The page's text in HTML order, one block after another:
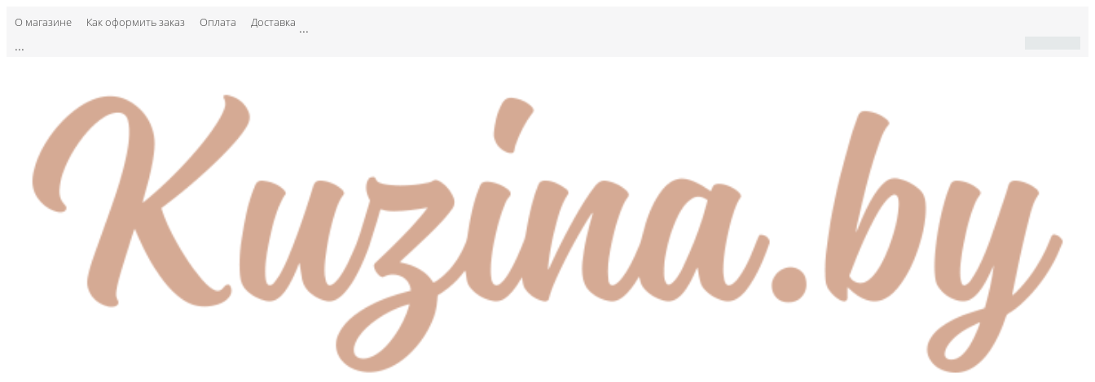
О магазине Как оформить заказ Оплата Доставка ...
...